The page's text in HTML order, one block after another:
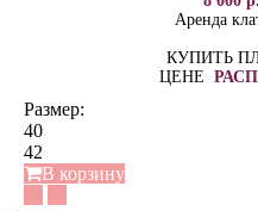
Аренда
КУПИТЬ
ЦЕНЕ
Размер:
40
42
В корзину